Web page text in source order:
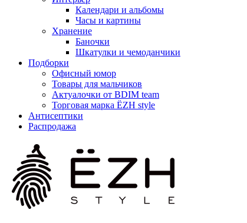
Календари и альбомы
Часы и картины
Хранение
Баночки
Шкатулки и чемоданчики
Подборки
Офисный юмор
Товары для мальчиков
Актуалочки от BDIM team
Торговая марка ЁZH style
Антисептики
Распродажа